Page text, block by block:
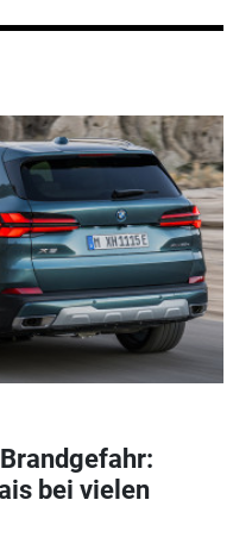
bei vielen